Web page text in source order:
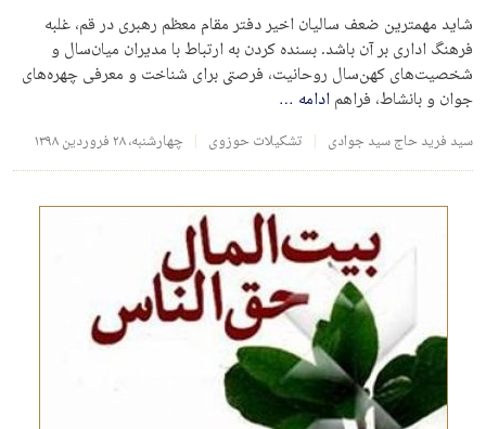
شاید مهمترین ضعف سالیان اخیر دفتر مقام معظم رهبری در قم، غلبه
فرهنگ اداری بر آن باشد. بسنده کردن به ارتباط با مدیران میان‌سال و
شخصیت‌های کهن‌سال روحانیت، فرصتی برای شناخت و معرفی چهره‌های
جوان و بانشاط، فراهمادامه …
سید فرید حاج سید جوادی تشکیلات حوزوی چهارشنبه، ۲۸ فروردین ۱۳۹۸